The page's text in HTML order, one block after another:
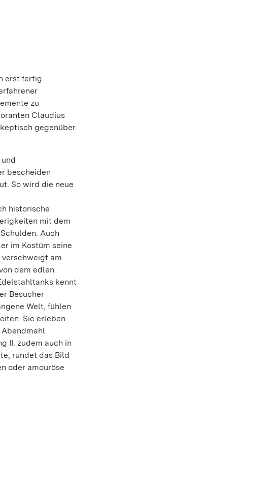
erst fertig
zu
Claudius
gegenüber.
bescheiden
So wird die neue
historische
mit dem
Auch
im Kostüm seine
verschweigt am
dem edlen
kennt
Besucher
Welt, fühlen
Sie erleben
II. zudem auch in
rundet das Bild
oder amouröse